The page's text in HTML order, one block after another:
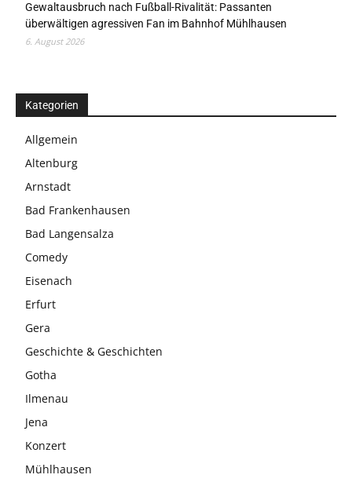
Gewaltausbruch nach Fußball-Rivalität: Passanten
überwältigen agressiven Fan im Bahnhof Mühlhausen
6. August 2026
Kategorien
Allgemein
Altenburg
Arnstadt
Bad Frankenhausen
Bad Langensalza
Comedy
Eisenach
Erfurt
Gera
Geschichte & Geschichten
Gotha
Ilmenau
Jena
Konzert
Mühlhausen